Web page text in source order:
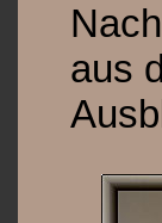
aus